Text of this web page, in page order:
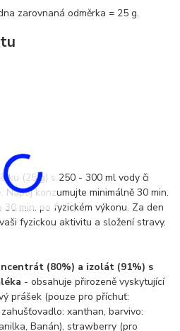
zarovnaná odměrka = 25 g.
(25 g) s 250 - 300 ml vody či
Nápoj konzumujte minimálně 30 min.
min. po fyzickém výkonu. Za den
fyzickou aktivitu a složení stravy.
(80%) a izolát (91%) s
- obsahuje přirozeně vyskytující
prášek (pouze pro příchuť:
xanthan, barvivo:
Banán), strawberry (pro